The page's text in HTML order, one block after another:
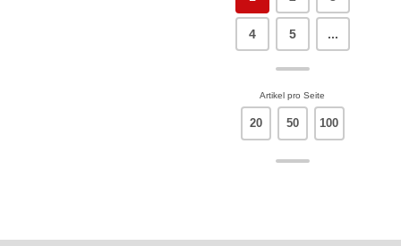
4 5 ...
Artikel pro Seite
20 50 100